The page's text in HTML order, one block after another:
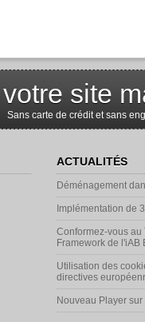
site
Sans carte de crédit et sans
ACTUALITÉS
Déménagement
Implémentation de
Conformez-vous
Framework de l'iAB
Utilisation des
directives
Nouveau Player sur